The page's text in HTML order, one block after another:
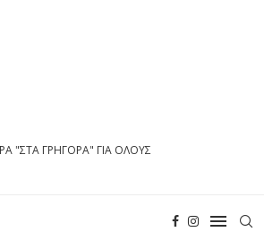
"ΣΤΑ ΓΡΗΓΟΡΑ" ΓΙΑ ΟΛΟΥΣ